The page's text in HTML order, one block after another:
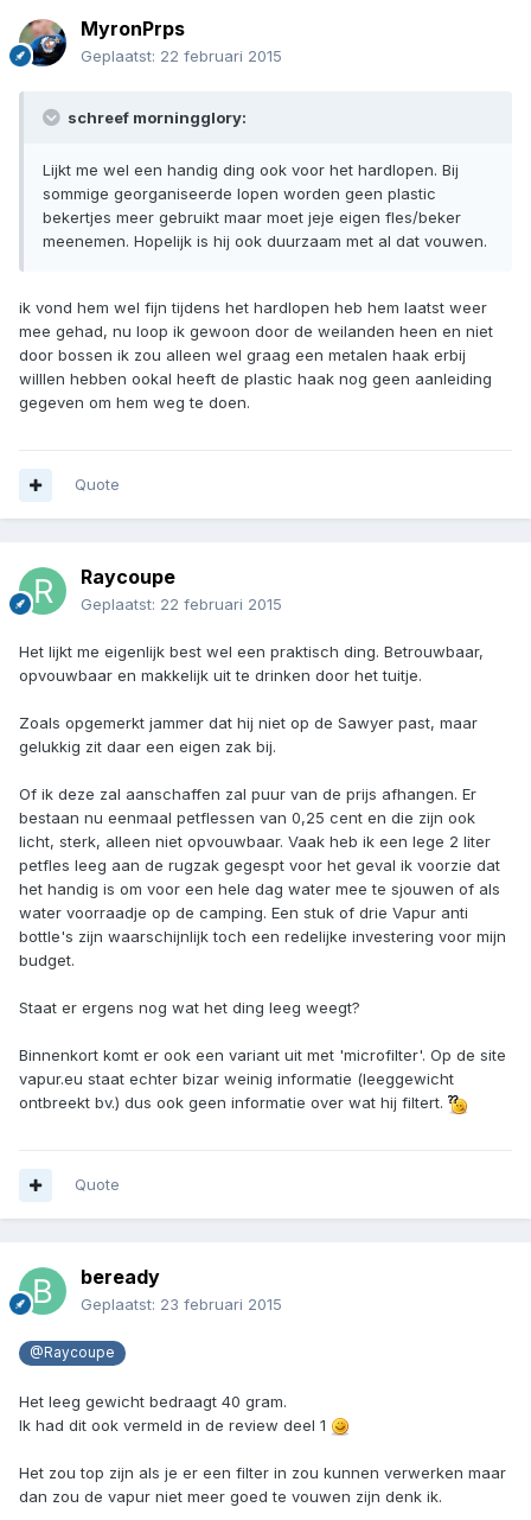
MyronPrps
Geplaatst: 22 februari 2015
schreef morningglory:
Lijkt me wel een handig ding ook voor het hardlopen. Bij
sommige georganiseerde lopen worden geen plastic
bekertjes meer gebruikt maar moet jeje eigen fles/beker
meenemen. Hopelijk is hij ook duurzaam met al dat vouwen.
ik vond hem wel fijn tijdens het hardlopen heb hem laatst weer
mee gehad, nu loop ik gewoon door de weilanden heen en niet
door bossen ik zou alleen wel graag een metalen haak erbij
willlen hebben ookal heeft de plastic haak nog geen aanleiding
gegeven om hem weg te doen.
Quote
Raycoupe
Geplaatst: 22 februari 2015
Het lijkt me eigenlijk best wel een praktisch ding. Betrouwbaar,
opvouwbaar en makkelijk uit te drinken door het tuitje.
Zoals opgemerkt jammer dat hij niet op de Sawyer past, maar
gelukkig zit daar een eigen zak bij.
Of ik deze zal aanschaffen zal puur van de prijs afhangen. Er
bestaan nu eenmaal petflessen van 0,25 cent en die zijn ook
licht, sterk, alleen niet opvouwbaar. Vaak heb ik een lege 2 liter
petfles leeg aan de rugzak gegespt voor het geval ik voorzie dat
het handig is om voor een hele dag water mee te sjouwen of als
water voorraadje op de camping. Een stuk of drie Vapur anti
bottle's zijn waarschijnlijk toch een redelijke investering voor mijn
budget.
Staat er ergens nog wat het ding leeg weegt?
Binnenkort komt er ook een variant uit met 'microfilter'. Op de site
vapur.eu staat echter bizar weinig informatie (leeggewicht
ontbreekt bv.) dus ook geen informatie over wat hij filtert.
Quote
beready
Geplaatst: 23 februari 2015
@Raycoupe
Het leeg gewicht bedraagt 40 gram.
Ik had dit ook vermeld in de review deel 1
Het zou top zijn als je er een filter in zou kunnen verwerken maar
dan zou de vapur niet meer goed te vouwen zijn denk ik.